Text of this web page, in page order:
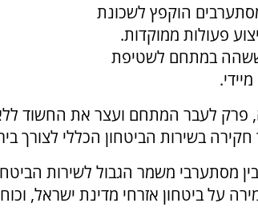
הוקפץ לשכונת
פעולות ממוקדות.
במתחם לשטיפת
פרק לעבר המתחם ועצר את החשוד
בשירות הביטחון הכללי לצורך
מסתערבי משמר הגבול לשירות
על ביטחון אזרחי מדינת ישראל,